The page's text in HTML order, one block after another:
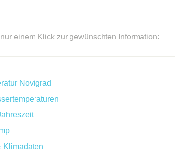
einem Klick zur gewünschten Information:
Novigrad
Klimadaten